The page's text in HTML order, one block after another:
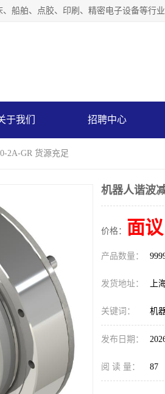
于我们 招聘中心
2A-GR 货源充足
机器人谐波
价格： 面议
产品数量：
发货地址： 上
关键词： 机
发布日期：
阅 读 量： 87